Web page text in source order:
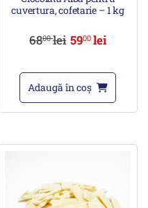
cuvertura, cofetarie – 1 kg
6800lei 5900lei
Adaugă în coș